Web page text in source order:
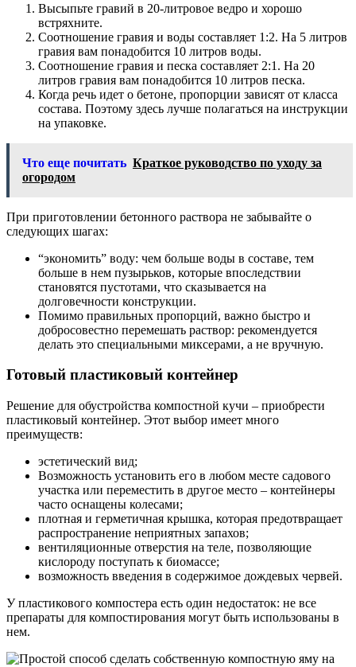
Высыпьте гравий в 20-литровое ведро и хорошо
встряхните.
Соотношение гравия и воды составляет 1:2. На 5 литров
гравия вам понадобится 10 литров воды.
Соотношение гравия и песка составляет 2:1. На 20
литров гравия вам понадобится 10 литров песка.
Когда речь идет о бетоне, пропорции зависят от класса
состава. Поэтому здесь лучше полагаться на инструкции
на упаковке.
Что еще почитать Краткое руководство по уходу за
огородом
При приготовлении бетонного раствора не забывайте о
следующих шагах:
“экономить” воду: чем больше воды в составе, тем
больше в нем пузырьков, которые впоследствии
становятся пустотами, что сказывается на
долговечности конструкции.
Помимо правильных пропорций, важно быстро и
добросовестно перемешать раствор: рекомендуется
делать это специальными миксерами, а не вручную.
Готовый пластиковый контейнер
Решение для обустройства компостной кучи – приобрести
пластиковый контейнер. Этот выбор имеет много
преимуществ:
эстетический вид;
Возможность установить его в любом месте садового
участка или переместить в другое место – контейнеры
часто оснащены колесами;
плотная и герметичная крышка, которая предотвращает
распространение неприятных запахов;
вентиляционные отверстия на теле, позволяющие
кислороду поступать к биомассе;
возможность введения в содержимое дождевых червей.
У пластикового компостера есть один недостаток: не все
препараты для компостирования могут быть использованы в
нем.